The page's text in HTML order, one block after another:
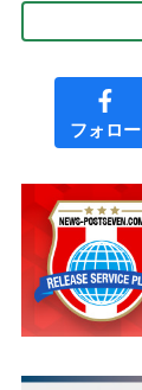
フォロー